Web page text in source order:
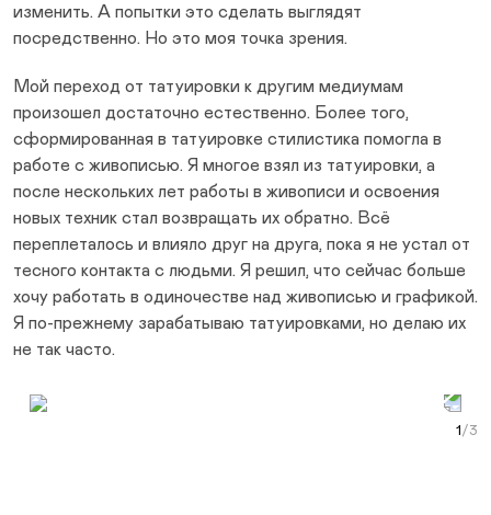
изменить. А попытки это сделать выглядят
посредственно. Но это моя точка зрения.
Мой переход от татуировки к другим медиумам
произошел достаточно естественно. Более того,
сформированная в татуировке стилистика помогла в
работе с живописью. Я многое взял из татуировки, а
после нескольких лет работы в живописи и освоения
новых техник стал возвращать их обратно. Всё
переплеталось и влияло друг на друга, пока я не устал от
тесного контакта с людьми. Я решил, что сейчас больше
хочу работать в одиночестве над живописью и графикой.
Я по-прежнему зарабатываю татуировками, но делаю их
не так часто.
Next Slide